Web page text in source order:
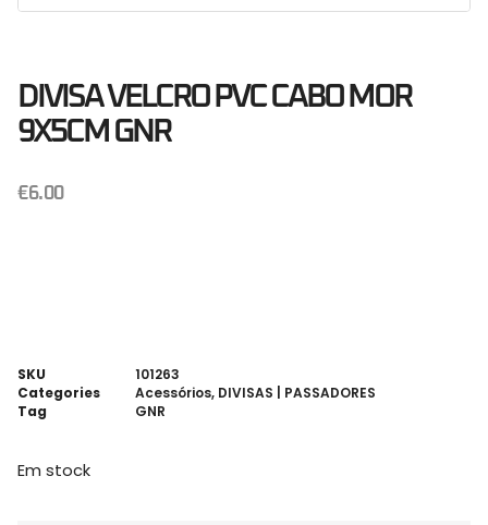
DIVISA VELCRO PVC CABO MOR
9X5CM GNR
€6.00
SKU
101263
Categories
Acessórios, DIVISAS | PASSADORES
Tag
GNR
Em stock